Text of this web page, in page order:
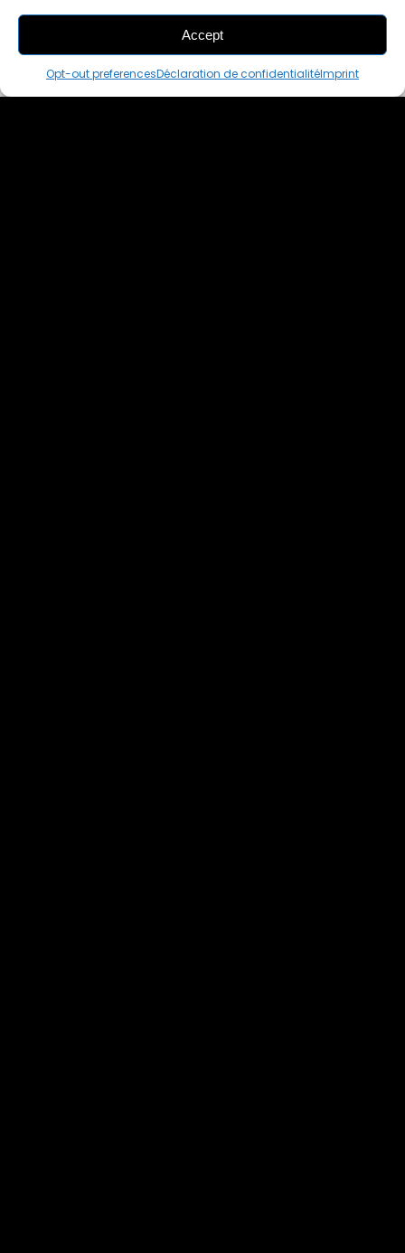
Accept
Opt-out preferencesDéclaration de confidentialitéImprint
THIS PAIR IS
ALREADY SOLD OUT